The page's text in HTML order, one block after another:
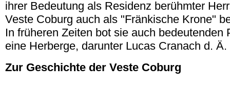
ihrer Bedeutung als Residenz berühmter
Veste Coburg auch als "Fränkische Krone"
In früheren Zeiten bot sie auch bedeutenden
eine Herberge, darunter Lucas Cranach d.
Zur Geschichte der Veste Coburg